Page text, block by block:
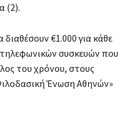
(2).
διαθέσουν €1.000 για κάθε
συσκευών που
του χρόνου, στους
Ένωση Αθηνών»